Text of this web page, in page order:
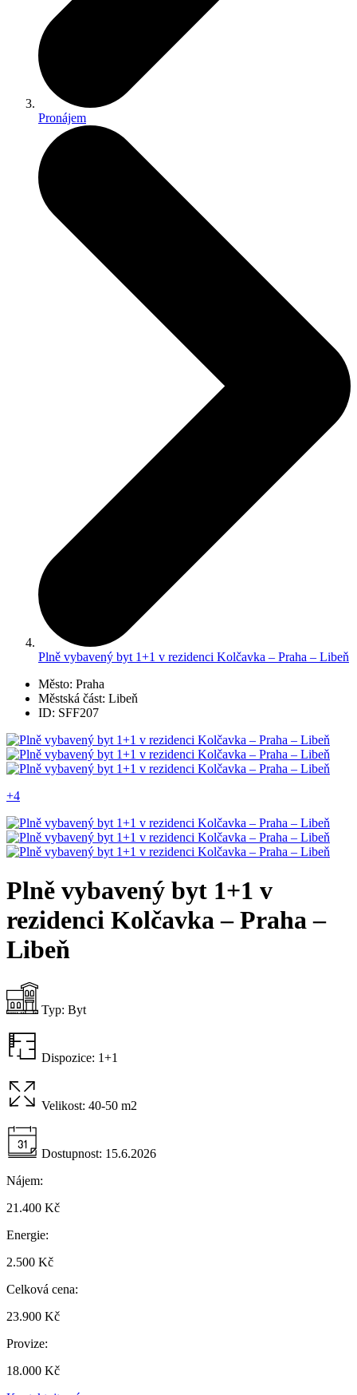
Pronájem
Plně vybavený byt 1+1 v rezidenci Kolčavka – Praha – Libeň
Město: Praha
Městská část: Libeň
ID: SFF207
+4
Plně vybavený byt 1+1 v
rezidenci Kolčavka – Praha –
Libeň
Typ: Byt
Dispozice: 1+1
Velikost: 40-50 m2
Dostupnost: 15.6.2026
Nájem:
21.400 Kč
Energie:
2.500 Kč
Celková cena:
23.900 Kč
Provize:
18.000 Kč